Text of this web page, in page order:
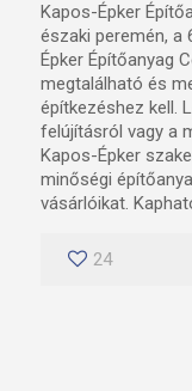
Kapos-Épker
északi peremén, a
Épker Építőanyag
megtalálható és
építkezéshez kell.
felújításról vagy a
Kapos-Épker
minőségi
vásárlóikat.
24